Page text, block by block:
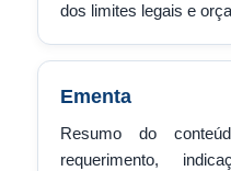
dos limites legais e
Ementa
Resumo do
requerimento,